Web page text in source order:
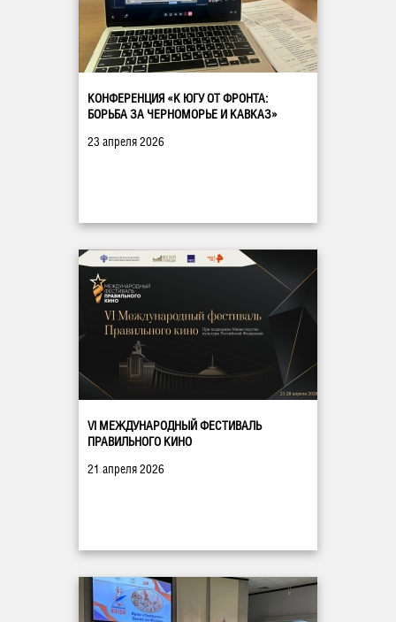
КОНФЕРЕНЦИЯ «К ЮГУ ОТ ФРОНТА:
БОРЬБА ЗА ЧЕРНОМОРЬЕ И КАВКАЗ»
23 апреля 2026
VI МЕЖДУНАРОДНЫЙ ФЕСТИВАЛЬ
ПРАВИЛЬНОГО КИНО
21 апреля 2026